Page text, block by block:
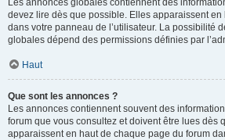
Les annonces globales contiennent des
devez lire dès que possible. Elles apparaissent en
dans votre panneau de l’utilisateur. La possibilité
globales dépend des permissions définies par
Haut
Que sont les annonces ?
Les annonces contiennent souvent des
forum que vous consultez et doivent être lues dès
apparaissent en haut de chaque page du forum